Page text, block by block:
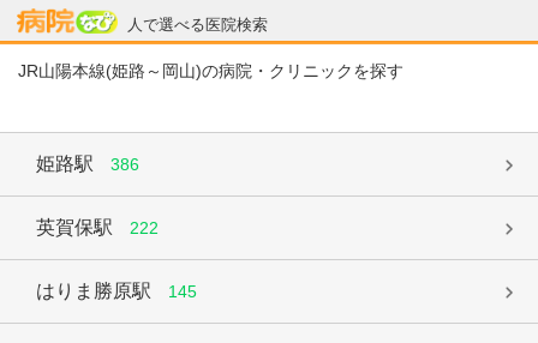
人で選べる医院検索
病院なび
JR山陽本線(姫路～岡山)の病院・クリニックを探す
姫路駅 386
英賀保駅 222
はりま勝原駅 145